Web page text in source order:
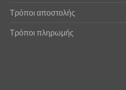
Τρόποι αποστολής
Τρόποι πληρωμής